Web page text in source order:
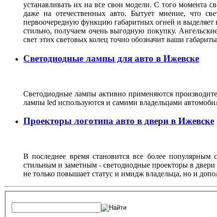
устанавливать их на все свои модели. С того момента
даже на отечественных авто. Бытует мнение, что
первоочередную функцию габаритных огней и
стильно, получаем очень выгодную покупку.
свет этих световых колец точно обозначит ваши
Светодиодные лампы для авто в Ижевске
Светодиодные лампы активно применяются
лампы led используются и самими владельцами
Проекторы логотипа авто в двери в Ижевске
В последнее время становится все более
стильным и заметным - светодиодные проекторы в
не только повышает статус и имидж владельца, но и